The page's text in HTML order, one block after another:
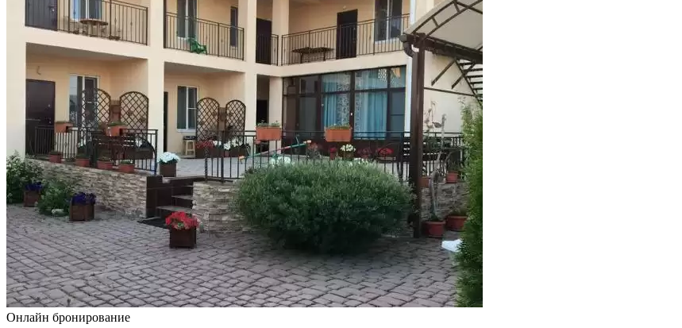
Онлайн бронирование